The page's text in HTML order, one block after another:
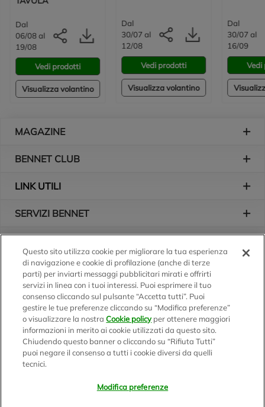
Dal
06/08 al
19/08
Vedi prodotti
Visualizza volantino
Dal
30/07 al
12/08
Vedi prodotti
Visualizza volantino
Dal
30/07 al
16/09
Vedi
MAGAZINE
BENNET CLUB
LINK UTILI
SERVIZI BENNET
Logo Bennet
Seguici sui nostri canali
Scarica l'app
Questo sito utilizza cookie per migliorare la tua esperienza
di navigazione e cookie di profilazione (anche di terze
parti) per inviarti messaggi pubblicitari mirati e offrirti
servizi in linea con i tuoi interessi. Puoi esprimere il tuo
consenso cliccando sul pulsante “Accetta tutti”. Puoi
gestire le tue preferenze cliccando su “Modifica preferenze”
o visualizzare la nostraCookie policyper ottenere maggiori
informazioni in merito ai cookie utilizzati da questo sito.
Chiudendo questo banner o cliccando su “Rifiuta Tutti”
puoi negare il consenso a tutti i cookie diversi da quelli
tecnici.
Modifica preferenze